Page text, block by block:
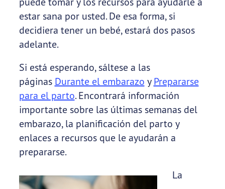
estar sana por usted. De esa forma, si
decidiera tener un bebé, estará dos pasos
adelante.
Si está esperando, sáltese a las
páginas Durante el embarazo y Prepararse
para el parto. Encontrará información
importante sobre las últimas semanas del
embarazo, la planificación del parto y
enlaces a recursos que le ayudarán a
prepararse.
La